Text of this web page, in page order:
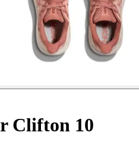
Clifton 10